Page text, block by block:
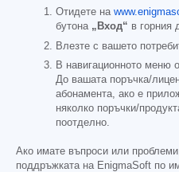
Отидете на
бутона „Вход“ в горния
Влезте с вашето
В навигационното меню
До вашата поръчка/
абонамента, ако е
няколко поръчки/
поотделно.
Ако имате въпроси или
поддръжката на EnigmaSoft по